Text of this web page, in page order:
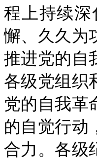
程上持续
懈、久久为
推进党的自
各级党组织
党的自我革
的自觉行动
合力。各级